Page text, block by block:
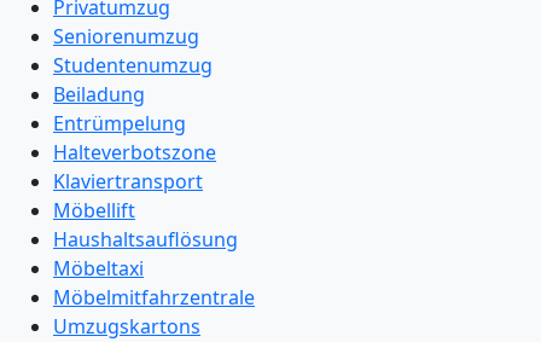
Privatumzug
Seniorenumzug
Studentenumzug
Beiladung
Entrümpelung
Halteverbotszone
Klaviertransport
Möbellift
Haushaltsauflösung
Möbeltaxi
Möbelmitfahrzentrale
Umzugskartons